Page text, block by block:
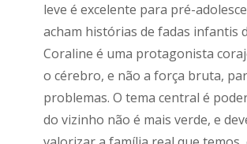
leve é excelente para pré-
acham histórias de fadas infantis
Coraline é uma protagonista
o cérebro, e não a força bruta,
problemas. O tema central é
do vizinho não é mais verde, e